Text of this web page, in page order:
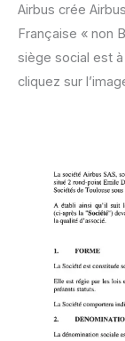
Airbus crée
Française « non
siège social est
cliquez sur